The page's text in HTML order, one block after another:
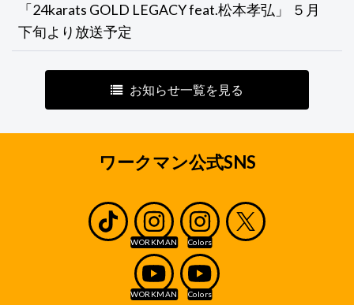
「24karats GOLD LEGACY feat.松本孝弘」 ５月
下旬より放送予定
お知らせ一覧を見る
ワークマン公式SNS